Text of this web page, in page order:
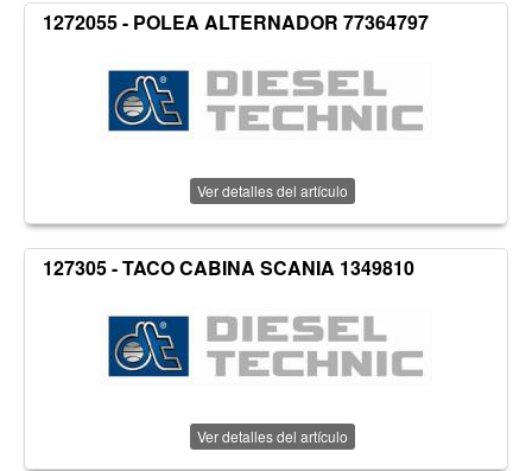
1272055 - POLEA ALTERNADOR 77364797
Ver detalles del artículo
127305 - TACO CABINA SCANIA 1349810
Ver detalles del artículo